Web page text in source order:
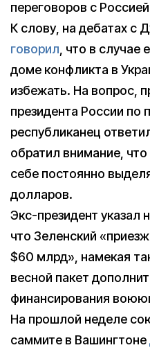
переговоров с
К слову, на дебатах с
говорил, что в случае
доме конфликта в
избежать. На вопрос,
президента России по
республиканец
обратил внимание,
себе постоянно
долларов.
Экс-президент указал
что Зеленский
$60 млрд», намекая
весной пакет
финансирования
На прошлой неделе
саммите в Вашингтоне